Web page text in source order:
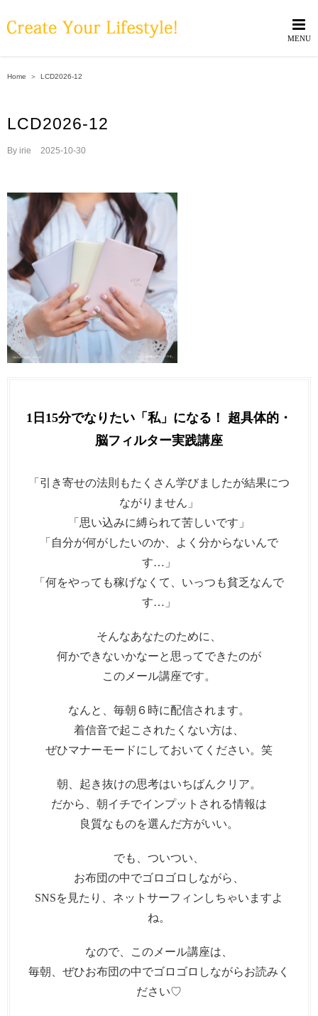
to
Home ＞ LCD2026-12
LCD2026-12
By irie 2025-10-30
1日15分でなりたい「私」になる！ 超具体的・
脳フィルター実践講座
「引き寄せの法則もたくさん学びましたが結果につ
ながりません」
「思い込みに縛られて苦しいです」
「自分が何がしたいのか、よく分からないんで
す…」
「何をやっても稼げなくて、いっつも貧乏なんで
す…」
そんなあなたのために、
何かできないかなーと思ってできたのが
このメール講座です。
なんと、毎朝６時に配信されます。
着信音で起こされたくない方は、
ぜひマナーモードにしておいてください。笑
朝、起き抜けの思考はいちばんクリア。
だから、朝イチでインプットされる情報は
良質なものを選んだ方がいい。
でも、ついつい、
お布団の中でゴロゴロしながら、
SNSを見たり、ネットサーフィンしちゃいますよ
ね。
なので、このメール講座は、
毎朝、ぜひお布団の中でゴロゴロしながらお読みく
ださい♡